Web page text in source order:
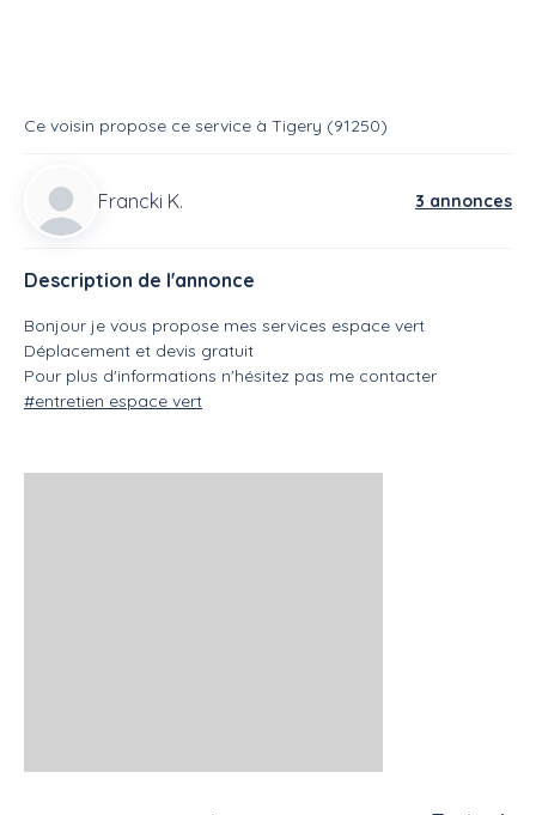
Ce voisin propose ce service à Tigery (91250)
Francki K. 3 annonces
Description de l'annonce
Bonjour je vous propose mes services espace vert
Déplacement et devis gratuit
Pour plus d'informations n'hésitez pas me contacter
#entretien espace vert